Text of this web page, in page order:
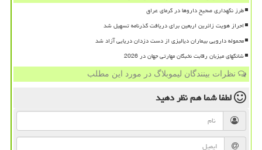
طرز نگهداری صحیح داروها در گرمای عراق
احراز هویت زائرین اربعین برای دریافت گذرنامه تسهیل شد
محموله دارویی بیماران دیالیزی از دست دزدان دریایی آزاد شد
شانگهای میزبان رقابت نخبگان مهارتی جهان در 2026
نظرات بینندگان لیموبلاگ در مورد این مطلب
لطفا شما همنظر دهید